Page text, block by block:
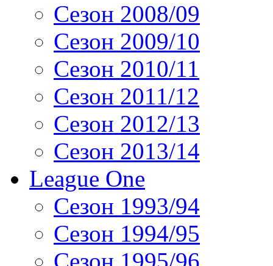
Сезон 2008/09
Сезон 2009/10
Сезон 2010/11
Сезон 2011/12
Сезон 2012/13
Сезон 2013/14
League One
Сезон 1993/94
Сезон 1994/95